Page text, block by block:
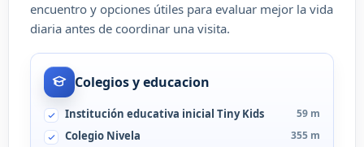
encuentro y opciones útiles para evaluar mejor la vida
diaria antes de coordinar una visita.
Colegios y educacion
Institución educativa inicial Tiny Kids 59 m
Colegio Nivela 355 m